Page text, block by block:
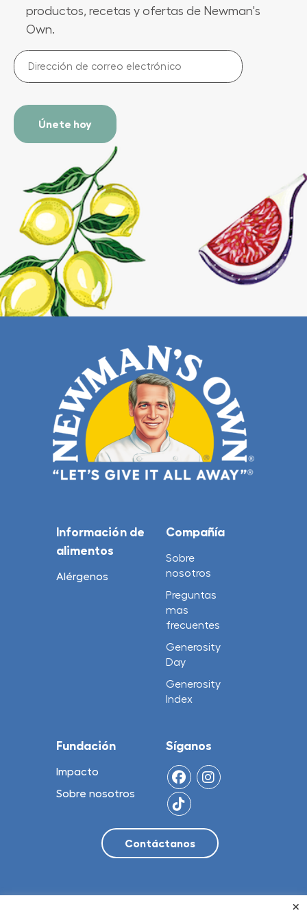
productos, recetas y ofertas de Newman's
Own.
Dirección
de
electrónico
(Required)
Información de
alimentos
Alérgenos
Compañía
Sobre
nosotros
Preguntas
mas
frecuentes
Generosity
Day
Generosity
Index
Fundación
Impacto
Sobre nosotros
Síganos
×